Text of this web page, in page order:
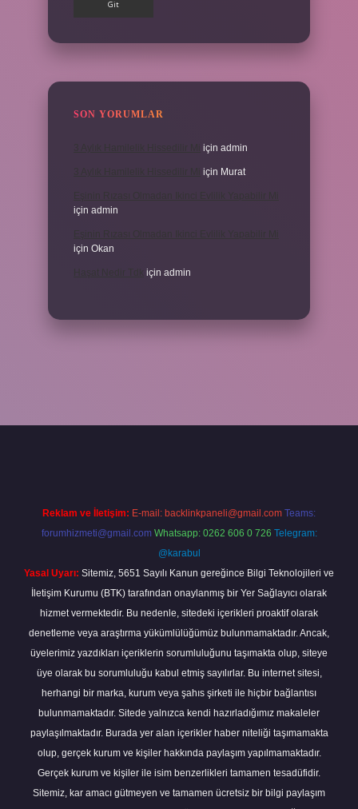
SON YORUMLAR
için admin
için Murat
için admin
için Okan
için admin
Reklam ve İletişim: E-mail: backlinkpaneli@gmail.com Teams:
forumhizmeti@gmail.com Whatsapp: 0262 606 0 726 Telegram:
@karabul
Yasal Uyarı: Sitemiz, 5651 Sayılı Kanun gereğince Bilgi Teknolojileri ve
İletişim Kurumu (BTK) tarafından onaylanmış bir Yer Sağlayıcı olarak
hizmet vermektedir. Bu nedenle, sitedeki içerikleri proaktif olarak
denetleme veya araştırma yükümlülüğümüz bulunmamaktadır. Ancak,
üyelerimiz yazdıkları içeriklerin sorumluluğunu taşımakta olup, siteye
üye olarak bu sorumluluğu kabul etmiş sayılırlar. Bu internet sitesi,
herhangi bir marka, kurum veya şahıs şirketi ile hiçbir bağlantısı
bulunmamaktadır. Sitede yalnızca kendi hazırladığımız makaleler
paylaşılmaktadır. Burada yer alan içerikler haber niteliği taşımamakta
olup, gerçek kurum ve kişiler hakkında paylaşım yapılmamaktadır.
Gerçek kurum ve kişiler ile isim benzerlikleri tamamen tesadüfidir.
Sitemiz, kar amacı gütmeyen ve tamamen ücretsiz bir bilgi paylaşım